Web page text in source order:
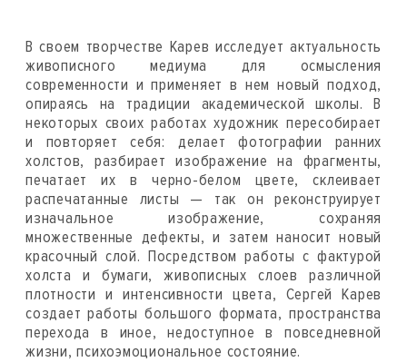
В своем творчестве Карев исследует актуальность
живописного медиума для осмысления
современности и применяет в нем новый подход,
опираясь на традиции академической школы. В
некоторых своих работах художник пересобирает
и повторяет себя: делает фотографии ранних
холстов, разбирает изображение на фрагменты,
печатает их в черно-белом цвете, склеивает
распечатанные листы — так он реконструирует
изначальное изображение, сохраняя
множественные дефекты, и затем наносит новый
красочный слой. Посредством работы с фактурой
холста и бумаги, живописных слоев различной
плотности и интенсивности цвета, Сергей Карев
создает работы большого формата, пространства
перехода в иное, недоступное в повседневной
жизни, психоэмоциональное состояние.